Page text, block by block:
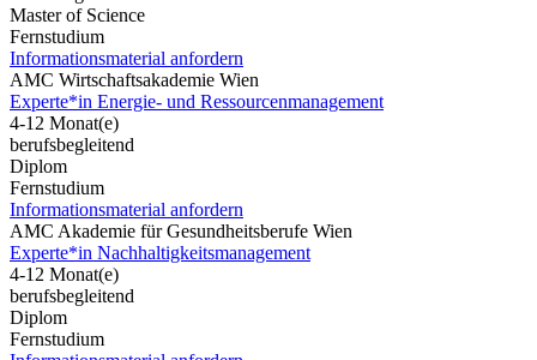
Master of Science
Fernstudium
Informationsmaterial anfordern
AMC Wirtschaftsakademie Wien
Experte*in Energie- und Ressourcenmanagement
4-12 Monat(e)
berufsbegleitend
Diplom
Fernstudium
Informationsmaterial anfordern
AMC Akademie für Gesundheitsberufe Wien
Experte*in Nachhaltigkeitsmanagement
4-12 Monat(e)
berufsbegleitend
Diplom
Fernstudium